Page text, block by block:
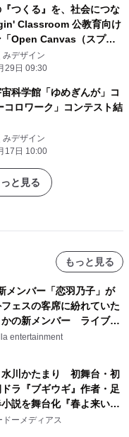
『つくる』を、社会につな
Classroom 公教育向け
Open Canvas（スプキ
月29日より提供開始
みデザイン
29日 09:30
科学館「ゆめぎんが」コ
コロワーク」コンテスト結
みデザイン
17日 10:00
と見る
もっと見る
メンバー「恋羽乃子」が
ェスの客席に紛れていた
かの新メンバー ライブ中
発表に会場騒然
entertainment
水川かたまり 初舞台・初
ラ『ブギウギ』作者・足
説を舞台化『春よ来い、
』キービジュアル解禁！
ドーメディアス